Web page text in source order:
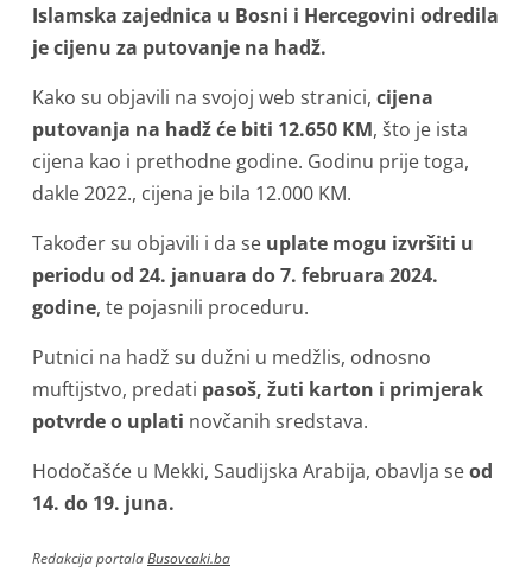
Islamska zajednica u Bosni i Hercegovini odredila
je cijenu za putovanje na hadž.
Kako su objavili na svojoj web stranici, cijena
putovanja na hadž će biti 12.650 KM, što je ista
cijena kao i prethodne godine. Godinu prije toga,
dakle 2022., cijena je bila 12.000 KM.
Također su objavili i da se uplate mogu izvršiti u
periodu od 24. januara do 7. februara 2024.
godine, te pojasnili proceduru.
Putnici na hadž su dužni u medžlis, odnosno
muftijstvo, predati pasoš, žuti karton i primjerak
potvrde o uplati novčanih sredstava.
Hodočašće u Mekki, Saudijska Arabija, obavlja seod
14. do 19. juna.
Redakcija portalaBusovcaki.ba